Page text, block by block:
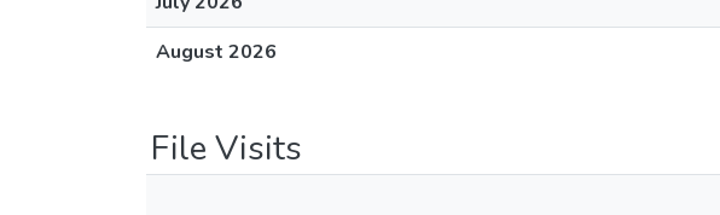
August 2026
File Visits